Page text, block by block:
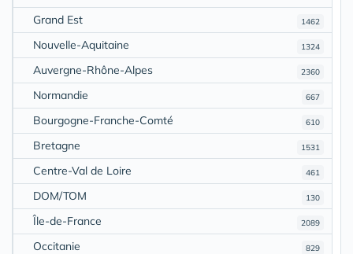
1462
Grand Est
1324
Nouvelle-Aquitaine
2360
Auvergne-Rhône-Alpes
667
Normandie
610
Bourgogne-Franche-Comté
1531
Bretagne
461
Centre-Val de Loire
130
DOM/TOM
2089
Île-de-France
829
Occitanie